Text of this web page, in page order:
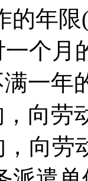
作的
支付
一年
向劳
向劳